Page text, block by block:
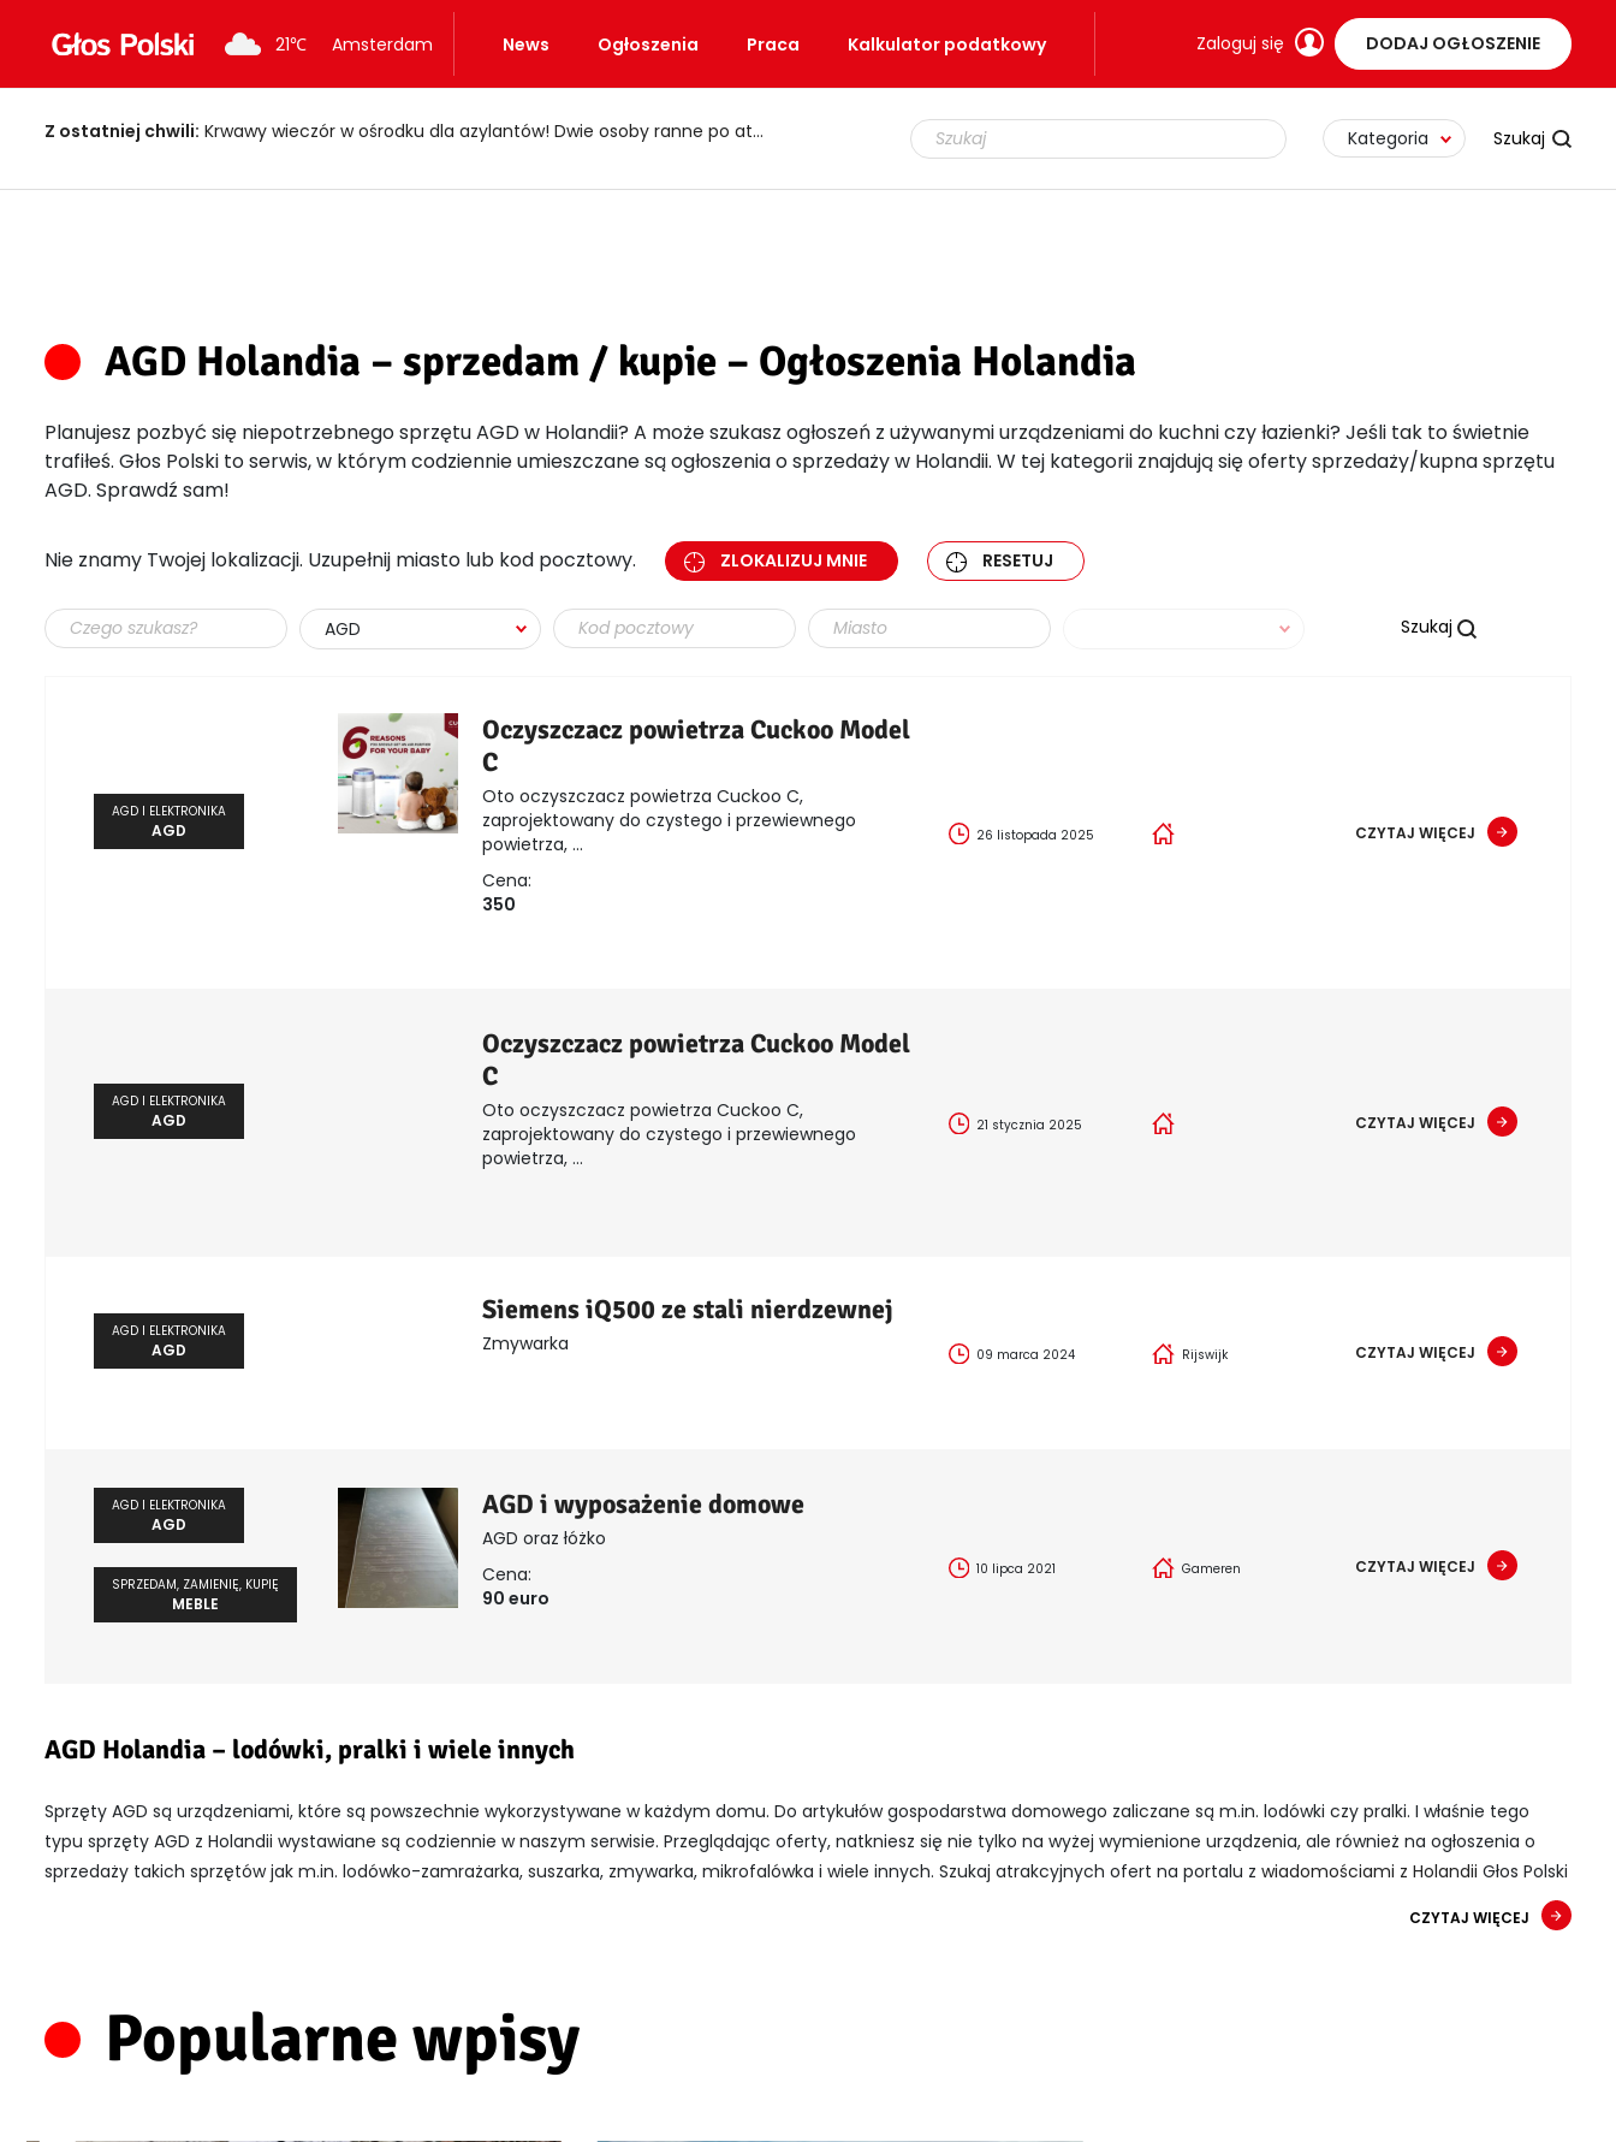
21℃ Amsterdam News Ogłoszenia Praca Kalkulator podatkowy Zaloguj się DODAJ OGŁOSZENIE
Z ostatniej chwili: Krwawy wieczór w ośrodku dla azylantów! Dwie osoby ranne po ataku nożem Kategoria
AGD Holandia – sprzedam / kupie – Ogłoszenia Holandia
Planujesz pozbyć się niepotrzebnego sprzętu AGD w Holandii? A może szukasz ogłoszeń z używanymi urządzeniami do kuchni czy łazienki? Jeśli tak to świetnie
trafiłeś. Głos Polski to serwis, w którym codziennie umieszczane są ogłoszenia o sprzedaży w Holandii. W tej kategorii znajdują się oferty sprzedaży/kupna sprzętu
AGD. Sprawdź sam!
Nie znamy Twojej lokalizacji. Uzupełnij miasto lub kod pocztowy. ZLOKALIZUJ MNIE RESETUJ
AGD Szukaj
AGD I ELEKTRONIKA
AGD
Oczyszczacz powietrza Cuckoo Model
C
Oto oczyszczacz powietrza Cuckoo C,
zaprojektowany do czystego i przewiewnego
powietrza, ...
Cena:
350
26 listopada 2025 CZYTAJ WIĘCEJ
AGD I ELEKTRONIKA
AGD
Oczyszczacz powietrza Cuckoo Model
C
Oto oczyszczacz powietrza Cuckoo C,
zaprojektowany do czystego i przewiewnego
powietrza, ...
21 stycznia 2025 CZYTAJ WIĘCEJ
AGD I ELEKTRONIKA
AGD
Siemens iQ500 ze stali nierdzewnej
Zmywarka 09 marca 2024 Rijswijk CZYTAJ WIĘCEJ
AGD I ELEKTRONIKA
AGD
SPRZEDAM, ZAMIENIĘ, KUPIĘ
MEBLE
AGD i wyposażenie domowe
AGD oraz łóżko
Cena:
90 euro
10 lipca 2021 Gameren CZYTAJ WIĘCEJ
AGD Holandia – lodówki, pralki i wiele innych
Sprzęty AGD są urządzeniami, które są powszechnie wykorzystywane w każdym domu. Do artykułów gospodarstwa domowego zaliczane są m.in. lodówki czy pralki. I właśnie tego
typu sprzęty AGD z Holandii wystawiane są codziennie w naszym serwisie. Przeglądając oferty, natkniesz się nie tylko na wyżej wymienione urządzenia, ale również na ogłoszenia o
sprzedaży takich sprzętów jak m.in. lodówko-zamrażarka, suszarka, zmywarka, mikrofalówka i wiele innych. Szukaj atrakcyjnych ofert na portalu z wiadomościami z Holandii Głos Polski
CZYTAJ WIĘCEJ
Popularne wpisy